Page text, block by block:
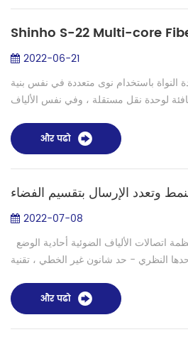
2022-06-21
النواة باستخدام نوى متعددة في نفس بنية
لوحدة نقل مستقلة ، وفي نفس الألياف
الحاضر ...
और पढो
2022-07-08
النظري - حد شانون غير الخطي ، تقنية
और पढो